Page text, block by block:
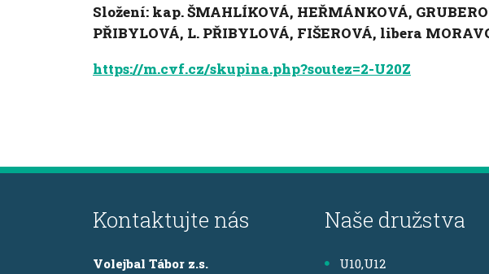
Složení: kap. ŠMAHLÍKOVÁ, HEŘMÁNKOVÁ,
PŘIBYLOVÁ, L. PŘIBYLOVÁ, FIŠEROVÁ, libera
https://m.cvf.cz/skupina.php?soutez=2-U20Z
Kontaktujte nás
Volejbal Tábor z.s.
Naše družstva
U10,U12